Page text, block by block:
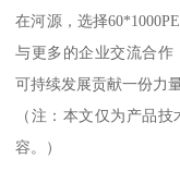
在河源，选择
与更多的企业交流合作
可持续发展贡献一份力量
（注：本文仅为产品
容。）